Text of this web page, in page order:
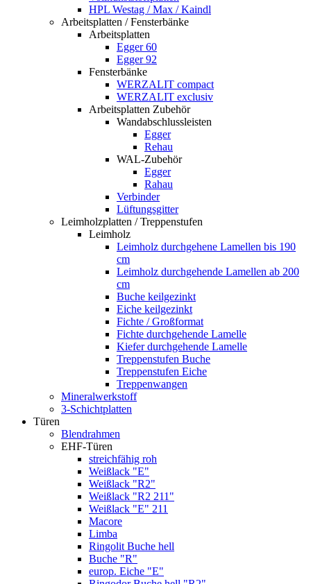
HPL Westag / Max / Kaindl
Arbeitsplatten / Fensterbänke
Arbeitsplatten
Egger 60
Egger 92
Fensterbänke
WERZALIT compact
WERZALIT exclusiv
Arbeitsplatten Zubehör
Wandabschlussleisten
Egger
Rehau
WAL-Zubehör
Egger
Rahau
Verbinder
Lüftungsgitter
Leimholzplatten / Treppenstufen
Leimholz
Leimholz durchgehene Lamellen bis 190
cm
Leimholz durchgehende Lamellen ab 200
cm
Buche keilgezinkt
Eiche keilgezinkt
Fichte / Großformat
Fichte durchgehende Lamelle
Kiefer durchgehende Lamelle
Treppenstufen Buche
Treppenstufen Eiche
Treppenwangen
Mineralwerkstoff
3-Schichtplatten
Türen
Blendrahmen
EHF-Türen
streichfähig roh
Weißlack "E"
Weißlack "R2"
Weißlack "R2 211"
Weißlack "E" 211
Macore
Limba
Ringolit Buche hell
Buche "R"
europ. Eiche "E"